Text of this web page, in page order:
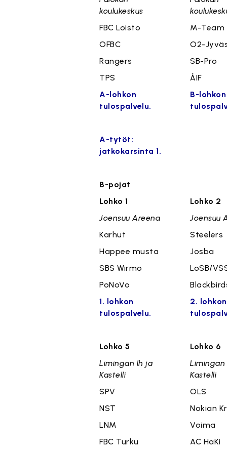
koulukeskus
FBC Loisto
M-Team
OFBC
O2-
Rangers
SB-Pro
TPS
ÅIF
A-lohkon
tulospalvelu.
B-lohkon
A-tytöt:
jatkokarsinta 1.
B-pojat
Lohko 1
Lohko 2
Joensuu Areena
Joensuu
Karhut
Steelers
Happee musta
Josba
SBS Wirmo
LoSB/
PoNoVo
1. lohkon
tulospalvelu.
2. lohkon
Lohko 5
Lohko 6
Limingan lh ja
Kastelli
Kastelli
SPV
OLS
NST
Nokian
LNM
Voima
FBC Turku
AC HaKi